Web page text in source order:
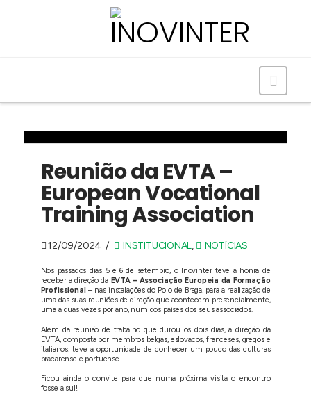
Reunião da EVTA –
European Vocational
Training Association
12/09/2024 INSTITUCIONAL, NOTÍCIAS
Nos passados dias 5 e 6 de setembro, o Inovinter teve a honra de
receber a direção da EVTA – Associação Europeia da Formação
Profissional – nas instalações do Polo de Braga, para a realização de
uma das suas reuniões de direção que acontecem presencialmente,
uma a duas vezes por ano, num dos países dos seus associados.
Além da reunião de trabalho que durou os dois dias, a direção da
EVTA, composta por membros belgas, eslovacos, franceses, gregos e
italianos, teve a oportunidade de conhecer um pouco das culturas
bracarense e portuense.
Ficou ainda o convite para que numa próxima visita o encontro
fosse a sul!